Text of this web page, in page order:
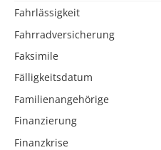
Fahrlässigkeit
Fahrradversicherung
Faksimile
Fälligkeitsdatum
Familienangehörige
Finanzierung
Finanzkrise